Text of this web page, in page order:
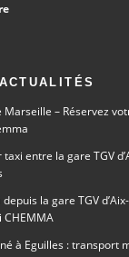
Marseille – Réservez
entre la gare TGV
la gare TGV
CHEMMA
à Eguilles : transport